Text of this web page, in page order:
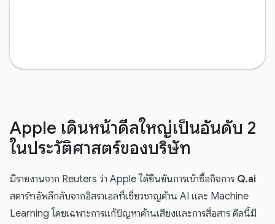
Apple เดินหน้าดีลใหญ่เป็นอันดับ 2
ในประวัติศาสตร์ของบริษัท
มีรายงานจาก Reuters ว่า Apple ได้ยืนยันการเข้าซื้อกิจการ Q.ai
สตาร์ทอัพลึกลับจากอิสราเอลที่เชี่ยวชาญด้าน AI และ Machine
Learning โดยเฉพาะการแก้ปัญหาด้านเสียงและการสื่อสาร ดีลนี้มี